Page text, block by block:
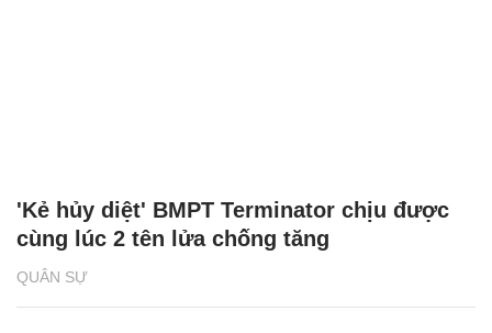
QUÂN SỰ
'Kẻ hủy diệt' BMPT Terminator chịu được
cùng lúc 2 tên lửa chống tăng